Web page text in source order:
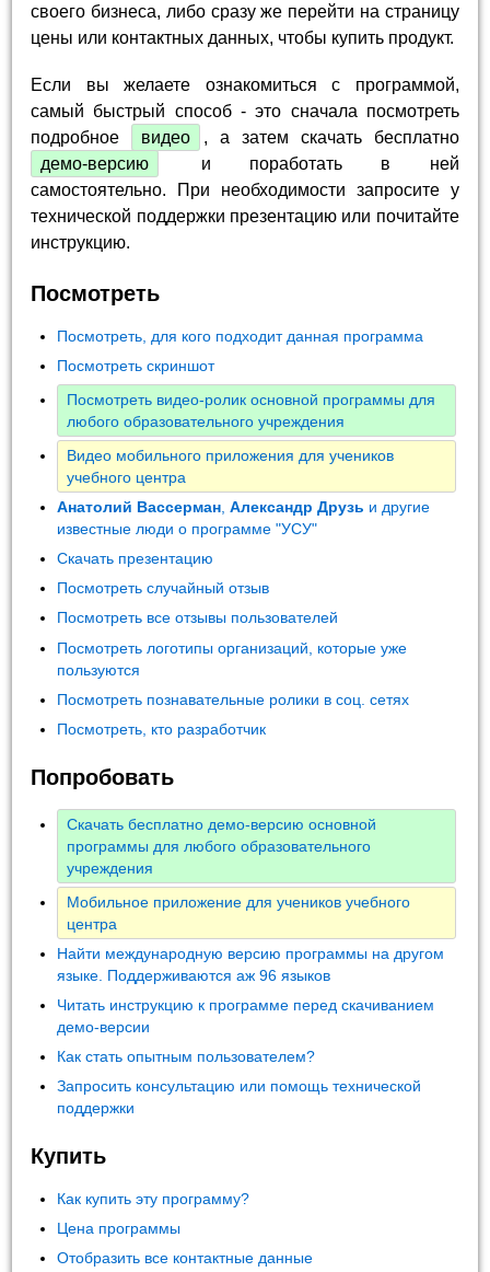
своего бизнеса, либо сразу же перейти на страницу
цены или контактных данных, чтобы купить продукт.
Если вы желаете ознакомиться с программой,
самый быстрый способ - это сначала посмотреть
подробное
видео
, а затем скачать бесплатно
демо-версию
и поработать в ней
самостоятельно. При необходимости запросите у
технической поддержки презентацию или почитайте
инструкцию.
Посмотреть
Посмотреть, для кого подходит данная программа
Посмотреть скриншот
Посмотреть видео-ролик основной программы для
любого образовательного учреждения
Видео мобильного приложения для учеников
учебного центра
Анатолий Вассерман ,Александр Друзь и другие
известные люди о программе "УСУ"
Скачать презентацию
Посмотреть случайный отзыв
Посмотреть все отзывы пользователей
Посмотреть логотипы организаций, которые уже
пользуются
Посмотреть познавательные ролики в соц. сетях
Посмотреть, кто разработчик
Попробовать
Скачать бесплатно демо-версию основной
программы для любого образовательного
учреждения
Мобильное приложение для учеников учебного
центра
Найти международную версию программы на другом
языке. Поддерживаются аж 96 языков
Читать инструкцию к программе перед скачиванием
демо-версии
Как стать опытным пользователем?
Запросить консультацию или помощь технической
поддержки
Купить
Как купить эту программу?
Цена программы
Отобразить все контактные данные